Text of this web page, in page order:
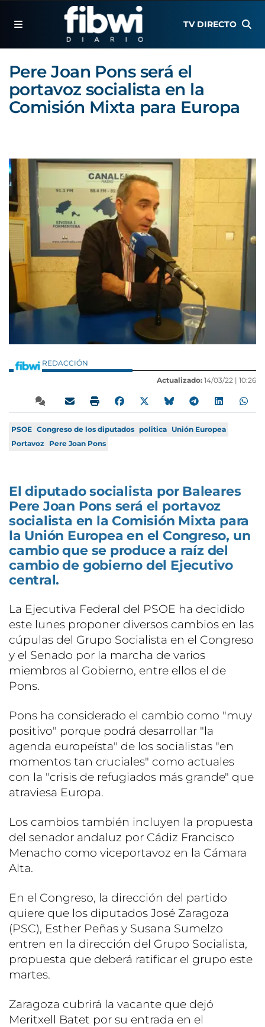
TV DIRECTO
Pere Joan Pons será el
portavoz socialista en la
Comisión Mixta para Europa
REDACCIÓN
Actualizado: 14/03/22 | 10:26
PSOE Congreso de los diputados politica Unión Europea
Portavoz
Pere Joan Pons
El diputado socialista por Baleares
Pere Joan Pons será el portavoz
socialista en la Comisión Mixta para
la Unión Europea en el Congreso, un
cambio que se produce a raíz del
cambio de gobierno del Ejecutivo
central.
La Ejecutiva Federal del PSOE ha decidido
este lunes proponer diversos cambios en las
cúpulas del Grupo Socialista en el Congreso
y el Senado por la marcha de varios
miembros al Gobierno, entre ellos el de
Pons.
Pons ha considerado el cambio como "muy
positivo" porque podrá desarrollar "la
agenda europeísta" de los socialistas "en
momentos tan cruciales" como actuales
con la "crisis de refugiados más grande" que
atraviesa Europa.
Los cambios también incluyen la propuesta
del senador andaluz por Cádiz Francisco
Menacho como viceportavoz en la Cámara
Alta.
En el Congreso, la dirección del partido
quiere que los diputados José Zaragoza
(PSC), Esther Peñas y Susana Sumelzo
entren en la dirección del Grupo Socialista,
propuesta que deberá ratificar el grupo este
martes.
Zaragoza cubrirá la vacante que dejó
Meritxell Batet por su entrada en el